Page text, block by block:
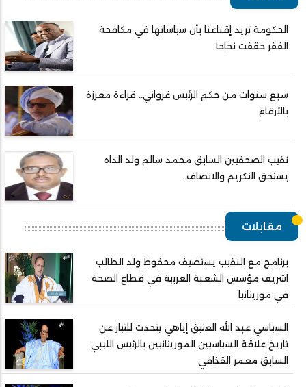
الحكومة تريد إقناعنا بأن سياساتها في مكافحة
الفقر حققت نجاحا
سبع سنوات من حكم الرئيس غزواني.. قراءة معززة
بالأرقام
نقيب الصحفيين السابق محمد سالم ولد الداه
يستحق التكريم والانصاف..
مقابلات
برنامج مع النقيب يستضيف محفوظ ولد الطالب
اشريف مؤسس الشعبة العربية في قطاع الصحة
في موريتانيا
السياسي عبد الله العتيق إياهي يتحدث للتيار عن
تاريخ علاقة السياسيين الموريتانيين بالرئيس الليبي
السابق معمر القذافي